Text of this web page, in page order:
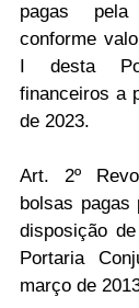
pagas
conforme
I desta
financeiros a
de 2023.
Art. 2º
bolsas pagas
disposição
Portaria
março de